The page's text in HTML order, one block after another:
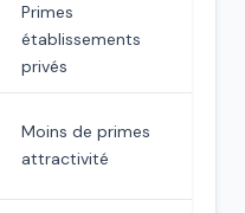
Primes
établissements
privés
Moins de primes
attractivité